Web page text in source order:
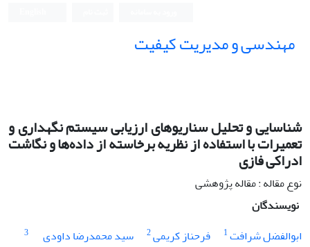
مهندسی و مدیریت کیفیت
شناسایی و تحلیل سناریوهای ارزیابی سیستم نگهداری و
تعمیرات با استفاده از نظریه برخاسته از داده‌ها و نگاشت
ادراکی فازی
نوع مقاله : مقاله پژوهشی
نویسندگان
ابوالفضل شرافت1 فرحناز کریمی2 سید محمدرضا داودی
3